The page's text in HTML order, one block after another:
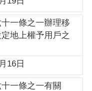
一條之一辦理移
地上權予用戶之
16日
一條之一有關